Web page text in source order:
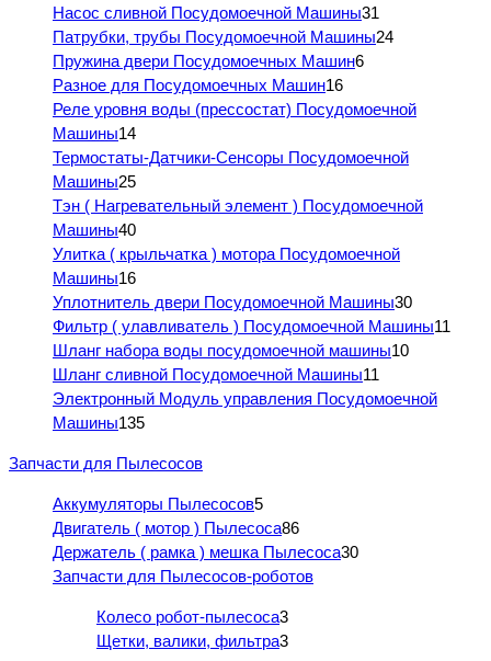
Насос сливной Посудомоечной Машины31
Патрубки, трубы Посудомоечной Машины24
Пружина двери Посудомоечных Машин6
Разное для Посудомоечных Машин16
Реле уровня воды (прессостат) Посудомоечной
Машины14
Термостаты-Датчики-Сенсоры Посудомоечной
Машины25
Тэн ( Нагревательный элемент ) Посудомоечной
Машины40
Улитка ( крыльчатка ) мотора Посудомоечной
Машины16
Уплотнитель двери Посудомоечной Машины30
Фильтр ( улавливатель ) Посудомоечной Машины11
Шланг набора воды посудомоечной машины10
Шланг сливной Посудомоечной Машины11
Электронный Модуль управления Посудомоечной
Машины135
Запчасти для Пылесосов
Аккумуляторы Пылесосов5
Двигатель ( мотор ) Пылесоса86
Держатель ( рамка ) мешка Пылесоса30
Запчасти для Пылесосов-роботов
Колесо робот-пылесоса3
Щетки, валики, фильтра3